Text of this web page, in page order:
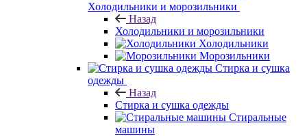
Холодильники и морозильники
Назад
Холодильники и морозильники
Холодильники
Морозильники
Стирка и сушка
одежды
Назад
Стирка и сушка одежды
Стиральные
машины